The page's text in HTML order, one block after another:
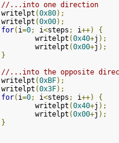
//...into one direction
		writelpt
(0x80);
		writelpt
(0x00);
for( i=0; i<steps ; i++)
{
			writelpt
(0x40+j );
			writelpt
(0x00+j );
}
//...into the opposite
		writelpt
(0xBF);
		writelpt
(0x3F);
for( i=0; i<steps ; i++)
{
			writelpt
(0x40+j );
			writelpt
(0x00+j );
}